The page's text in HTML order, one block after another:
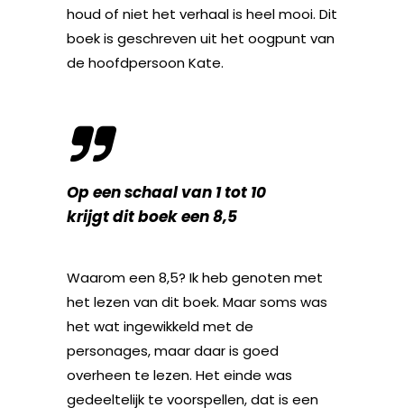
houd of niet het verhaal is heel mooi. Dit
boek is geschreven uit het oogpunt van
de hoofdpersoon Kate.
Op een schaal van 1 tot 10
krijgt dit boek een 8,5
Waarom een 8,5? Ik heb genoten met
het lezen van dit boek. Maar soms was
het wat ingewikkeld met de
personages, maar daar is goed
overheen te lezen. Het einde was
gedeeltelijk te voorspellen, dat is een